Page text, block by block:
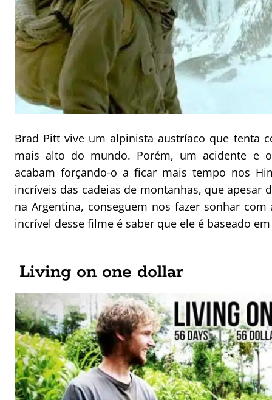
Brad Pitt vive um alpinista austríaco que tenta
mais alto do mundo. Porém, um acidente e
acabam forçando-o a ficar mais tempo nos
incríveis das cadeias de montanhas, que apesar
na Argentina, conseguem nos fazer sonhar
incrível desse filme é saber que ele é baseado
Living on one dollar